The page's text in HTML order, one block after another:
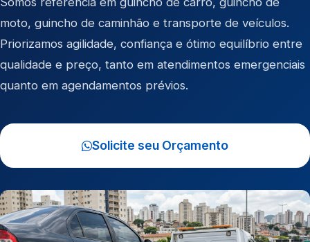
moto, guincho de caminhão e transporte de veículos.
Priorizamos agilidade, confiança e ótimo equilíbrio entre
qualidade e preço, tanto em atendimentos emergenciais
quanto em agendamentos prévios.
Solicite seu Orçamento